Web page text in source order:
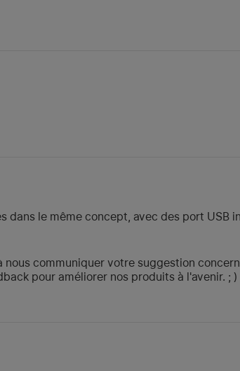
le même concept, avec des port USB
communiquer votre suggestion
pour améliorer nos produits à l'avenir. ; )